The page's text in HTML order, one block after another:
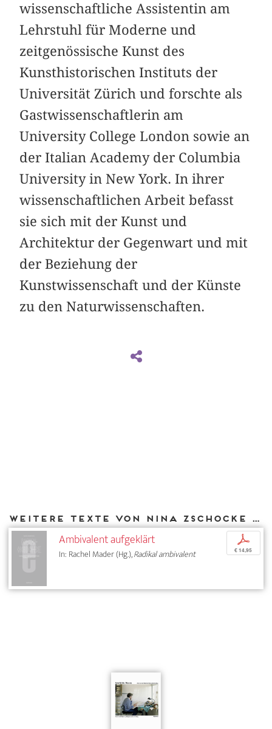
wissenschaftliche Assistentin am
Lehrstuhl für Moderne und
zeitgenössische Kunst des
Kunsthistorischen Instituts der
Universität Zürich und forschte als
Gastwissenschaftlerin am
University College London sowie an
der Italian Academy der Columbia
University in New York. In ihrer
wissenschaftlichen Arbeit befasst
sie sich mit der Kunst und
Architektur der Gegenwart und mit
der Beziehung der
Kunstwissenschaft und der Künste
zu den Naturwissenschaften.
Weitere Texte von Nina Zschocke bei DIAPHANES
Ambivalent aufgeklärt
In: Rachel Mader (Hg.),Radikal ambivalent
p
€ 14,95